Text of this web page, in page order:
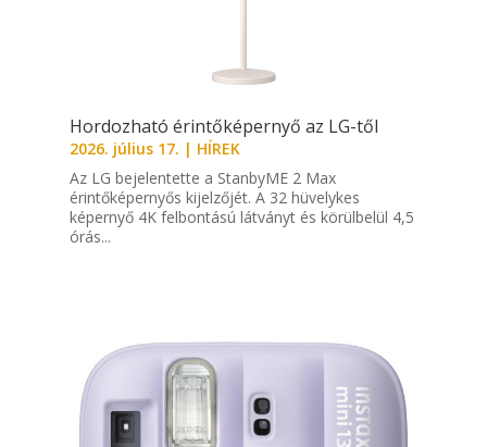
Hordozható érintőképernyő az LG-től
2026. július 17. | HÍREK
Az LG bejelentette a StanbyME 2 Max
érintőképernyős kijelzőjét. A 32 hüvelykes
képernyő 4K felbontású látványt és körülbelül 4,5
órás...